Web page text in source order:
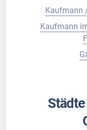
Kaufmann
Kaufmann